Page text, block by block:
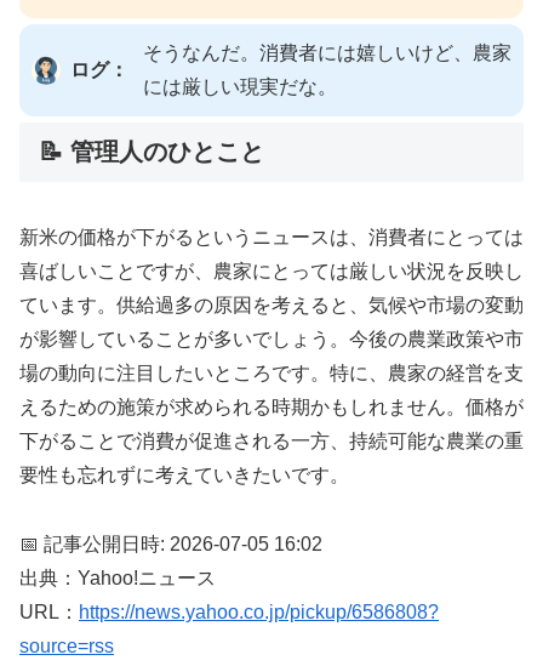
ログ：
そうなんだ。消費者には嬉しいけど、農家
には厳しい現実だな。
📝 管理人のひとこと
新米の価格が下がるというニュースは、消費者にとっては
喜ばしいことですが、農家にとっては厳しい状況を反映し
ています。供給過多の原因を考えると、気候や市場の変動
が影響していることが多いでしょう。今後の農業政策や市
場の動向に注目したいところです。特に、農家の経営を支
えるための施策が求められる時期かもしれません。価格が
下がることで消費が促進される一方、持続可能な農業の重
要性も忘れずに考えていきたいです。
📅 記事公開日時: 2026-07-05 16:02
出典：Yahoo!ニュース
URL： https://news.yahoo.co.jp/pickup/6586808?
source=rss